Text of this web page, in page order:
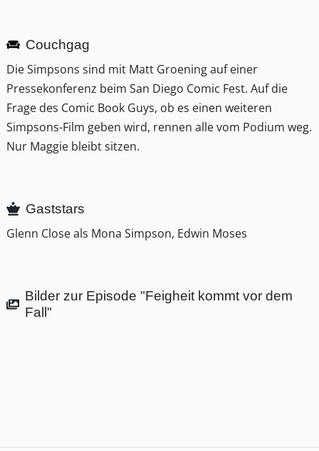
Couchgag
Die Simpsons sind mit Matt Groening auf einer
Pressekonferenz beim San Diego Comic Fest. Auf die
Frage des Comic Book Guys, ob es einen weiteren
Simpsons-Film geben wird, rennen alle vom Podium weg.
Nur Maggie bleibt sitzen.
Gaststars
Glenn Close als Mona Simpson, Edwin Moses
Bilder zur Episode "Feigheit kommt vor dem
Fall"